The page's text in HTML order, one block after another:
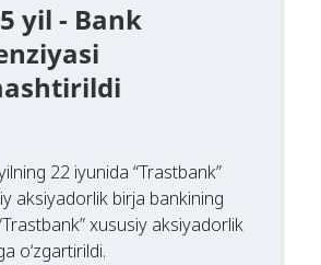
yil - Bank
22 iyunida “Trastbank”
aksiyadorlik birja bankining
xususiy aksiyadorlik
o‘zgartirildi.